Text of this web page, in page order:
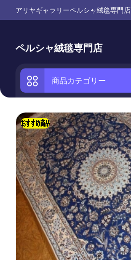
アリヤギャラリーペルシャ絨毯専門店
ペルシャ絨毯専門店
商品カテゴリー